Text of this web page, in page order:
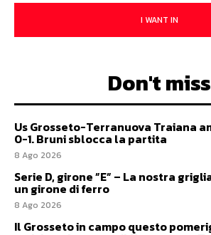
I WANT IN
Don't miss
Us Grosseto-Terranuova Traiana
0-1. Bruni sblocca la partita
8 Ago 2026
Serie D, girone ”E” – La nostra
un girone di ferro
8 Ago 2026
Il Grosseto in campo questo